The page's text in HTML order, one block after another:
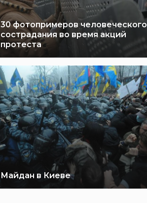
30 фотопримеров человеческого
сострадания во время акций
протеста
Майдан в Киеве